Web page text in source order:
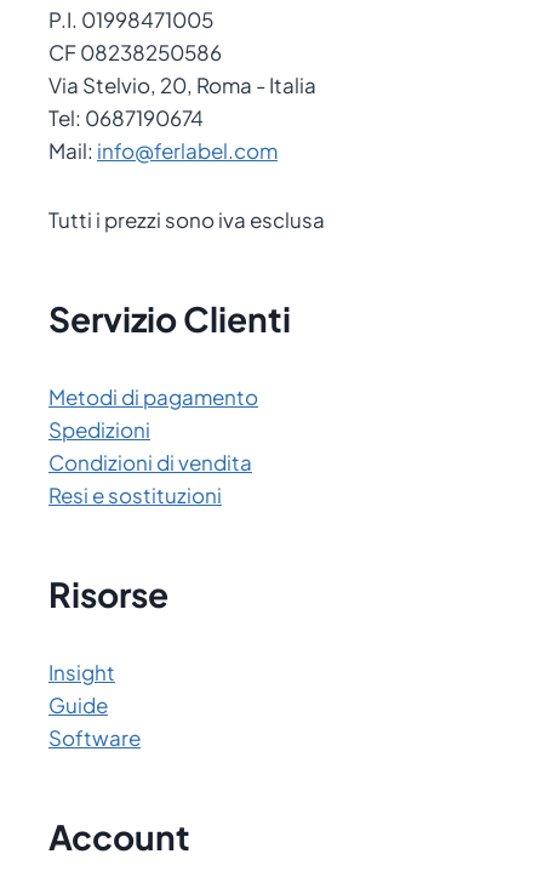
P.I. 01998471005
CF 08238250586
Via Stelvio, 20, Roma - Italia
Tel: 0687190674
Mail: info@ferlabel.com
Tutti i prezzi sono iva esclusa
Servizio Clienti
Metodi di pagamento
Spedizioni
Condizioni di vendita
Resi e sostituzioni
Risorse
Insight
Guide
Software
Account